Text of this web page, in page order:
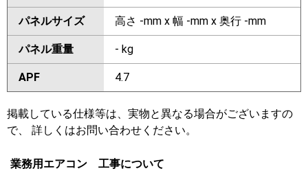
パネルサイズ 高さ -mm x 幅 -mm x 奥行 -mm
パネル重量 - kg
APF 4.7
掲載している仕様等は、実物と異なる場合がございますの
で、 詳しくはお問い合わせください。
業務用エアコン 工事について